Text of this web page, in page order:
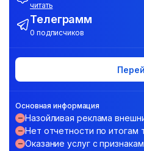
читать
Телеграмм
0 подписчиков
Основная информация
Назойливая реклама
Нет отчетности по итогам
Оказание услуг с